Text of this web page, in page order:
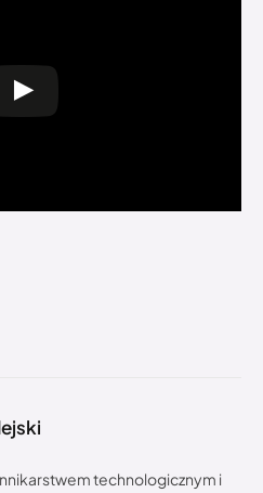
technologicznym i